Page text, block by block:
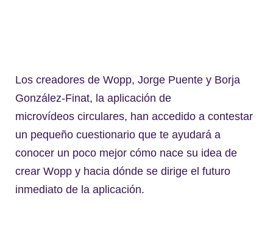
Los creadores de Wopp, Jorge Puente y Borja
González-Finat, la aplicación de
microvídeos circulares, han accedido a contestar
un pequeño cuestionario que te ayudará a
conocer un poco mejor cómo nace su idea de
crear Wopp y hacia dónde se dirige el futuro
inmediato de la aplicación.